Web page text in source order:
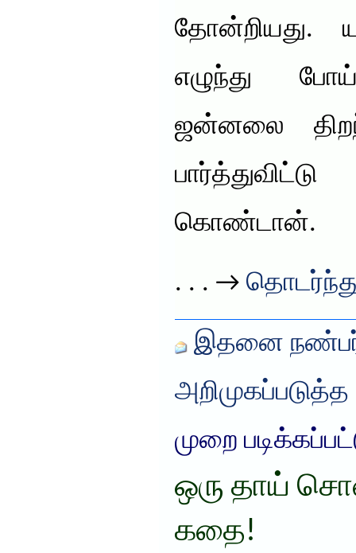
தோன்றியது.
எழுந்து
ஜன்னலை
கொண்டான்.
. . . →
இதனை
அறிமுகப்படுத்த
முறை
ஒரு தாய்
கதை!